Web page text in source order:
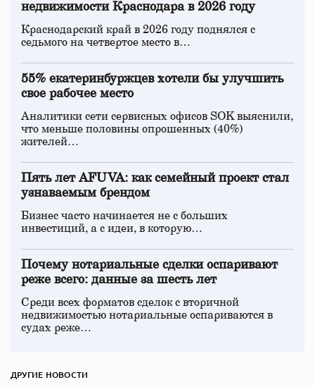
недвижимости Краснодара в 2026 году
Краснодарский край в 2026 году поднялся с
седьмого на четвертое место в…
55% екатеринбуржцев хотели бы улучшить
свое рабочее место
Аналитики сети сервисных офисов SOK выяснили,
что меньше половины опрошенных (40%)
жителей…
Пять лет AFUVA: как семейный проект стал
узнаваемым брендом
Бизнес часто начинается не с больших
инвестиций, а с идеи, в которую…
Почему нотариальные сделки оспаривают
реже всего: данные за шесть лет
Среди всех форматов сделок с вторичной
недвижимостью нотариальные оспариваются в
судах реже…
ДРУГИЕ НОВОСТИ